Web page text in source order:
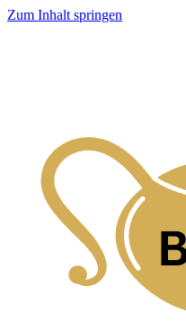
Zum Inhalt springen